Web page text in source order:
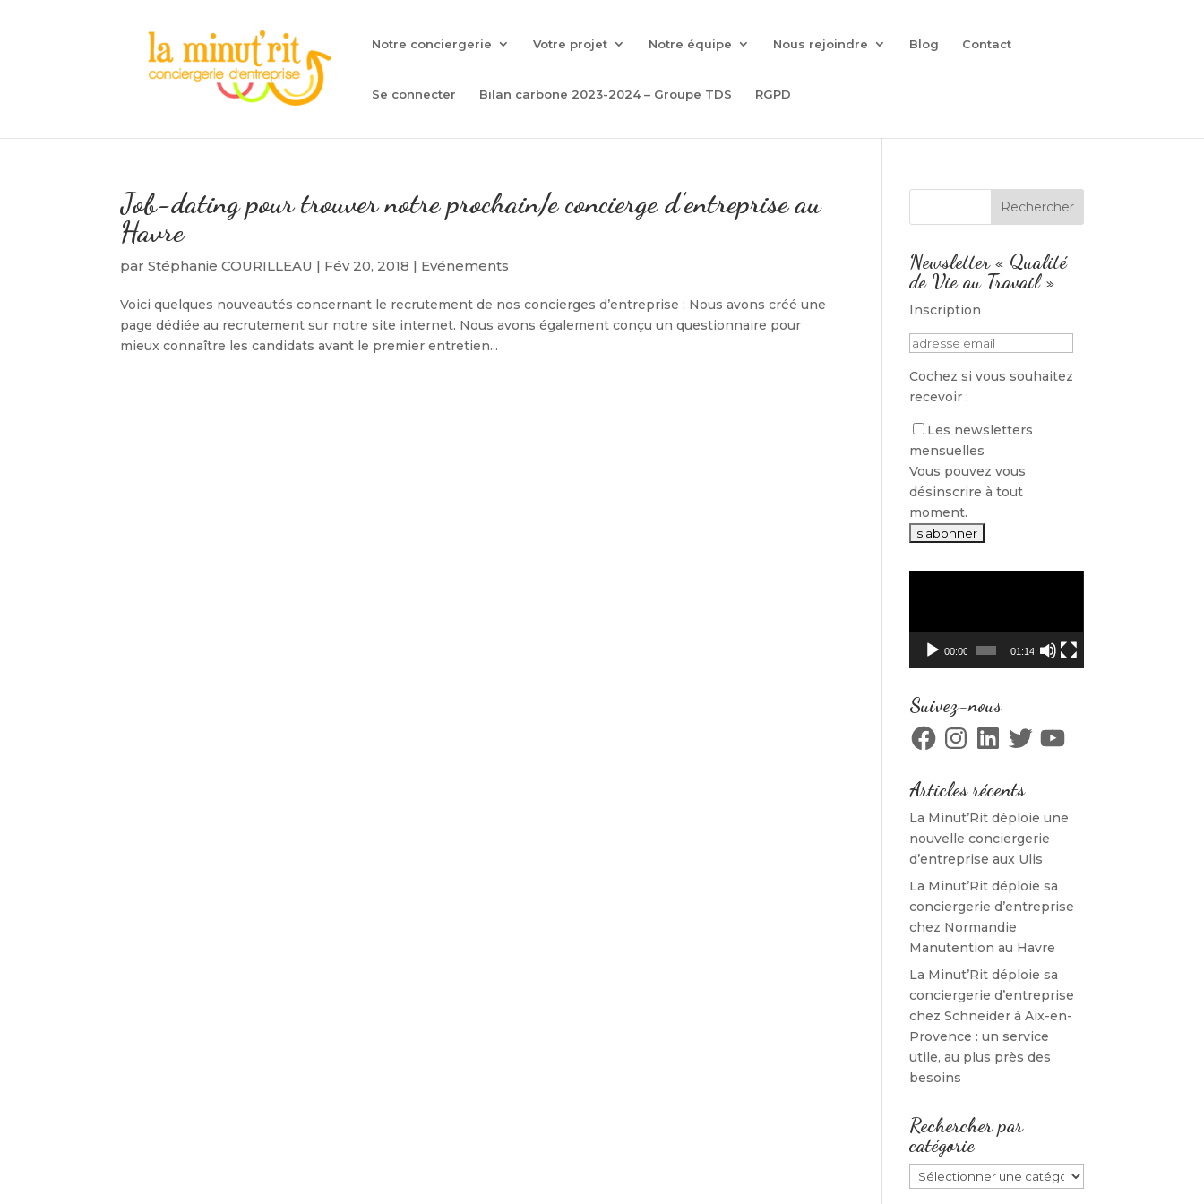
Notre conciergerie Votre projet Notre équipe Nous rejoindre Blog Contact
Se connecter Bilan carbone 2023-2024 – Groupe TDS RGPD
Job-dating pour trouver notre prochain/e concierge d’entreprise au
Havre
parStéphanie COURILLEAU | Fév 20, 2018 | Evénements
Voici quelques nouveautés concernant le recrutement de nos concierges d’entreprise : Nous avons créé une
page dédiée au recrutement sur notre site internet. Nous avons également conçu un questionnaire pour
mieux connaître les candidats avant le premier entretien...
Newsletter « Qualité
de Vie au Travail »
Inscription
Cochez si vous souhaitez
recevoir :
Les newsletters
mensuelles
Vous pouvez vous
désinscrire à tout
moment.
00:00 01:14
Suivez-nous
FacebookInstagramLinkedInTwitterYouTube
Articles récents
La Minut’Rit déploie une
nouvelle conciergerie
d’entreprise aux Ulis
La Minut’Rit déploie sa
conciergerie d’entreprise
chez Normandie
Manutention au Havre
La Minut’Rit déploie sa
conciergerie d’entreprise
chez Schneider à Aix-en-
Provence : un service
utile, au plus près des
besoins
Rechercher par
catégorie
Rechercher
par